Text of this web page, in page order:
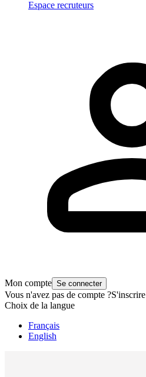
Espace recruteurs
Mon compte Se connecter
Vous n'avez pas de compte ?S'inscrire
Choix de la langue
Français
English